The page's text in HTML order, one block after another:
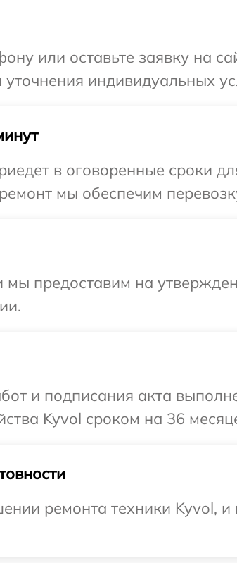
или оставьте заявку на
индивидуальных
в оговоренные сроки
мы обеспечим
мы предоставим на
и подписания акта
Kyvol сроком на 36
ремонта техники Kyvol,